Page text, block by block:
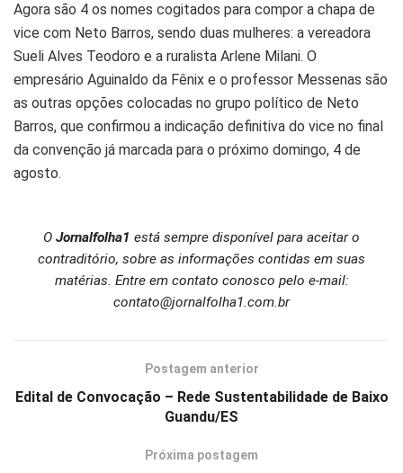
Agora são 4 os nomes cogitados para compor a chapa de
vice com Neto Barros, sendo duas mulheres: a vereadora
Sueli Alves Teodoro e a ruralista Arlene Milani. O
empresário Aguinaldo da Fênix e o professor Messenas são
as outras opções colocadas no grupo político de Neto
Barros, que confirmou a indicação definitiva do vice no final
da convenção já marcada para o próximo domingo, 4 de
agosto.
O Jornalfolha1 está sempre disponível para aceitar o
contraditório, sobre as informações contidas em suas
matérias. Entre em contato conosco pelo e-mail:
contato@jornalfolha1.com.br
Postagem anterior
Edital de Convocação – Rede Sustentabilidade de Baixo
Guandu/ES
Próxima postagem